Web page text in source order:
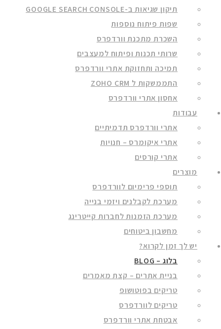
תיקון שגיאות ב-GOOGLE SEARCH CONSOLE
שפות פיתוח נוספות
השכרת מתכנת וורדפרס
שרותי תכנות ופיתוח למעצבים
תמיכה ותחזוקת אתרי וורדפרס
התממשקות ל ZOHO CRM
אחסון אתרי וורדפרס
עבודות
אתרי וורדפרס תדמיתיים
אתרי איקומרס – חנויות
אתרי קורסים
מוצרים
תוספי פרימיום לוורדפרס
מערכת לקבלנים ויזמי בנייה
מערכת הזמנות לחברות קייטרינג
מחשבון ביטוחים
יש לך זמן לקרוא?
בלוג – BLOG
בניית אתרים – קצת מאמרים
טריקים בפוטושופ
טריקים לוורדפרס
אבטחת אתרי וורדפרס